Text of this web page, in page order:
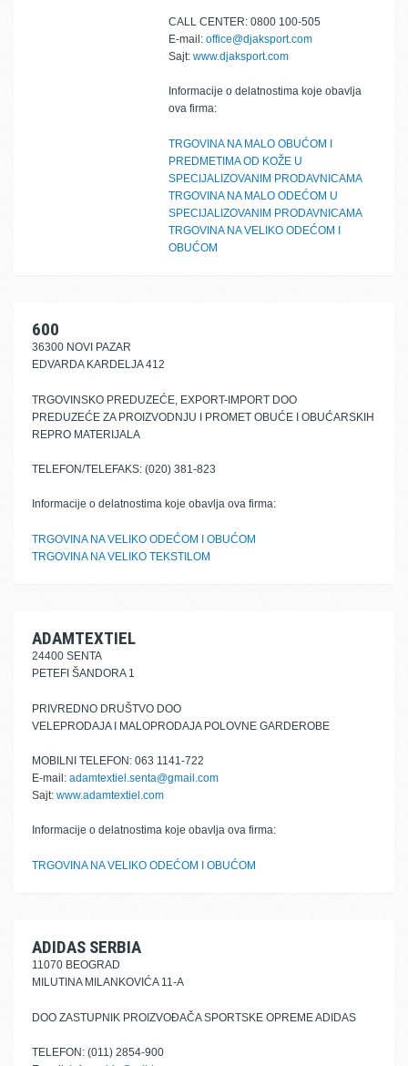
CALL CENTER: 0800 100-505
E-mail: office@djaksport.com
Sajt: www.djaksport.com
Informacije o delatnostima koje obavlja
ova firma:
TRGOVINA NA MALO OBUĆOM I
PREDMETIMA OD KOŽE U
SPECIJALIZOVANIM PRODAVNICAMA
TRGOVINA NA MALO ODEĆOM U
SPECIJALIZOVANIM PRODAVNICAMA
TRGOVINA NA VELIKO ODEĆOM I
OBUĆOM
600
36300 NOVI PAZAR
EDVARDA KARDELJA 412
TRGOVINSKO PREDUZEĆE, EXPORT-IMPORT DOO
PREDUZEĆE ZA PROIZVODNJU I PROMET OBUĆE I OBUĆARSKIH
REPRO MATERIJALA
TELEFON/TELEFAKS: (020) 381-823
Informacije o delatnostima koje obavlja ova firma:
TRGOVINA NA VELIKO ODEĆOM I OBUĆOM
TRGOVINA NA VELIKO TEKSTILOM
ADAMTEXTIEL
24400 SENTA
PETEFI ŠANDORA 1
PRIVREDNO DRUŠTVO DOO
VELEPRODAJA I MALOPRODAJA POLOVNE GARDEROBE
MOBILNI TELEFON: 063 1141-722
E-mail: adamtextiel.senta@gmail.com
Sajt: www.adamtextiel.com
Informacije o delatnostima koje obavlja ova firma:
TRGOVINA NA VELIKO ODEĆOM I OBUĆOM
ADIDAS SERBIA
11070 BEOGRAD
MILUTINA MILANKOVIĆA 11-A
DOO ZASTUPNIK PROIZVOĐAČA SPORTSKE OPREME ADIDAS
TELEFON: (011) 2854-900